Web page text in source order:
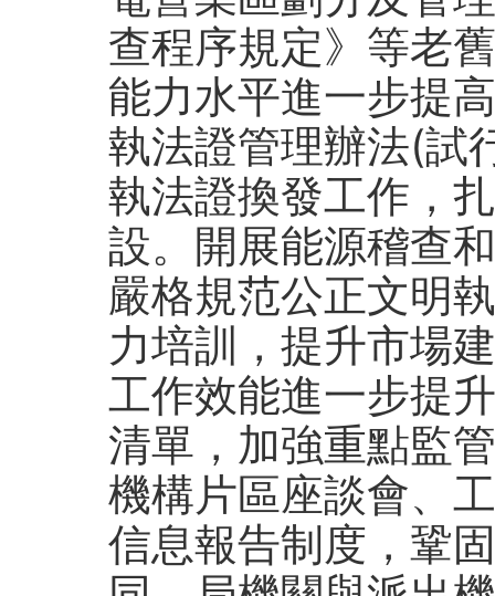
查程序規定》等老
能力水平進一步提
執法證管理辦法(試
執法證換發工作，
設。開展能源稽查
嚴格規范公正文明
力培訓，提升市場
工作效能進一步提
清單，加強重點監
機構片區座談會、
信息報告制度，鞏